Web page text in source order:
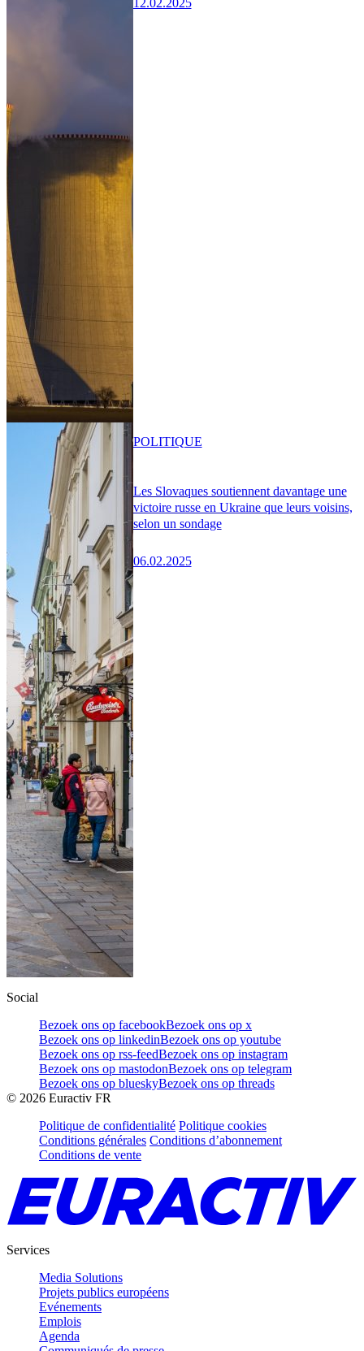
Les Slovaques soutiennent davantage une
victoire russe en Ukraine que leurs voisins,
selon un sondage
06.02.2025
POLITIQUE
Social
Bezoek ons op facebookBezoek ons op x
Bezoek ons op linkedinBezoek ons op youtube
Bezoek ons op rss-feedBezoek ons op instagram
Bezoek ons op mastodonBezoek ons op telegram
Bezoek ons op blueskyBezoek ons op threads
© 2026 Euractiv FR
Politique de confidentialité Politique cookies
Conditions générales Conditions d’abonnement
Conditions de vente
Services
Media Solutions
Projets publics européens
Evénements
Emplois
Agenda